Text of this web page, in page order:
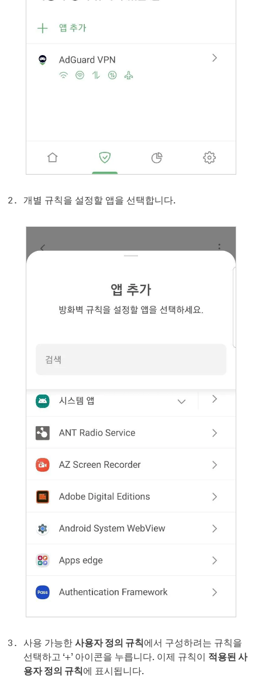
개별 규칙을 설정할 앱을 선택합니다.
사용 가능한 사용자 정의 규칙 에서 구성하려는 규칙을
선택하고 ‘+’ 아이콘을 누릅니다. 이제 규칙이 적용된 사
용자 정의 규칙 에 표시됩니다.